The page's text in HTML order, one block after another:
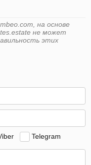
на основе
не может
этих
Telegram